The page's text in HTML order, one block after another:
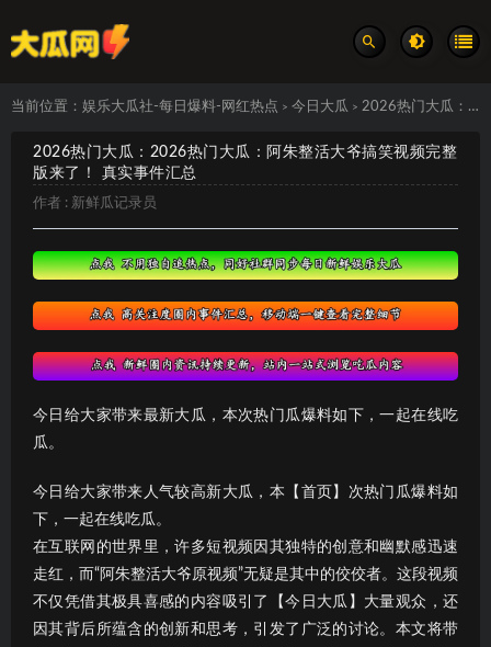
当前位置： 娱乐大瓜社-每日爆料-网红热点 > 今日大瓜 > 2026热门大瓜：2026热门大瓜：阿朱整活大爷搞笑视频完整版来了！ 真实事件汇总
2026热门大瓜：2026热门大瓜：阿朱整活大爷搞笑视频完整
版来了！ 真实事件汇总
作者 : 新鲜瓜记录员
今日给大家带来最新大瓜，本次热门瓜爆料如下，一起在线吃
瓜。
今日给大家带来人气较高新大瓜，本【首页】次热门瓜爆料如
下，一起在线吃瓜。
在互联网的世界里，许多短视频因其独特的创意和幽默感迅速
走红，而“阿朱整活大爷原视频”无疑是其中的佼佼者。这段视频
不仅凭借其极具喜感的内容吸引了【今日大瓜】大量观众，还
因其背后所蕴含的创新和思考，引发了广泛的讨论。本文将带